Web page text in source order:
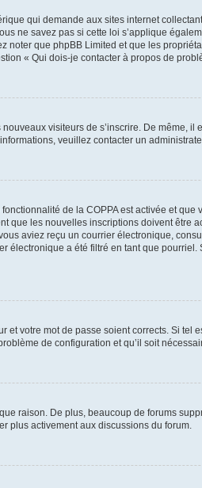
qui demande aux sites internet
ne savez pas si cette loi s’applique
que phpBB Limited et que les
« Qui dois-je contacter à propos de
visiteurs de s’inscrire. De même,
veuillez contacter un
de la COPPA est activée et
les nouvelles inscriptions doivent être
aviez reçu un courrier électronique,
a été filtré en tant que
votre mot de passe soient corrects. Si
de configuration et qu’il soit
raison. De plus, beaucoup de forums
plus activement aux discussions du forum.